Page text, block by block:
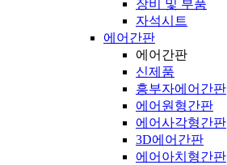
장비 및 부품
자석시트
에어간판
에어간판
신제품
흥부자에어간판
에어원형간판
에어사각형간판
3D에어간판
에어아치형간판